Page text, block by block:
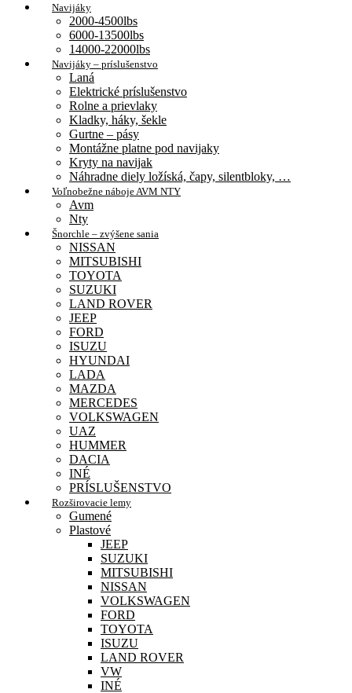
Navijáky
2000-4500lbs
6000-13500lbs
14000-22000lbs
Navijáky – príslušenstvo
Laná
Elektrické príslušenstvo
Rolne a prievlaky
Kladky, háky, šekle
Gurtne – pásy
Montážne platne pod navijaky
Kryty na navijak
Náhradne diely ložíská, čapy, silentbloky, …
Voľnobežne náboje AVM NTY
Avm
Nty
Šnorchle – zvýšene sania
NISSAN
MITSUBISHI
TOYOTA
SUZUKI
LAND ROVER
JEEP
FORD
ISUZU
HYUNDAI
LADA
MAZDA
MERCEDES
VOLKSWAGEN
UAZ
HUMMER
DACIA
INÉ
PRÍSLUŠENSTVO
Rozširovacie lemy
Gumené
Plastové
JEEP
SUZUKI
MITSUBISHI
NISSAN
VOLKSWAGEN
FORD
TOYOTA
ISUZU
LAND ROVER
VW
INÉ